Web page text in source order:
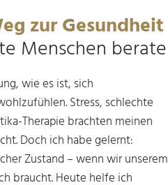
zur Gesundheit
Menschen berate
wie es ist, sich
Stress, schlechte
Therapie brachten meinen
Doch ich habe gelernt:
Zustand – wenn wir unserem
braucht. Heute helfe ich